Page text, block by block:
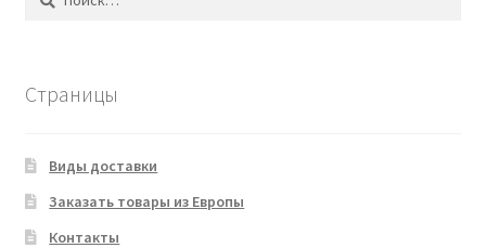
Страницы
Виды доставки
Заказать товары из Европы
Контакты